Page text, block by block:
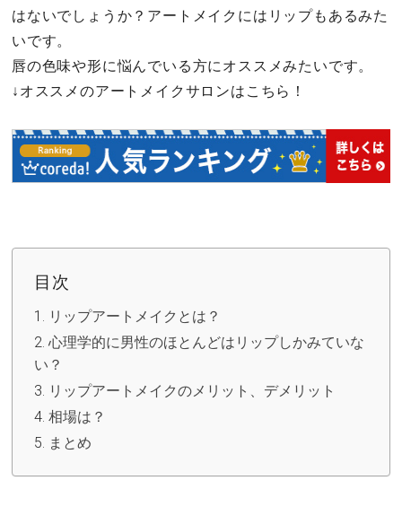
ファッション・美容
グルメ
セックスライフ
感動
心の処方箋
カルチャー・トレンド・芸能
驚き
はないでしょうか？アートメイクにはリップもあるみた
いです。
唇の色味や形に悩んでいる方にオススメみたいです。
↓オススメのアートメイクサロンはこちら！
目次
リップアートメイクとは？
心理学的に男性のほとんどはリップしかみていな
い？
リップアートメイクのメリット、デメリット
相場は？
まとめ